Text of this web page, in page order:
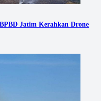
Jatim Kerahkan Drone